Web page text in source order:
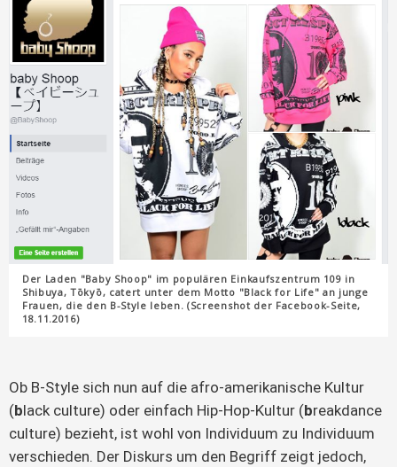
Der Laden "Baby Shoop" im populären Einkaufszentrum 109 in
Shibuya, Tōkyō, catert unter dem Motto "Black for Life" an junge
Frauen, die den B-Style leben. (Screenshot der Facebook-Seite,
18.11.2016)
Ob B-Style sich nun auf die afro-amerikanische Kultur
(black culture) oder einfach Hip-Hop-Kultur (breakdance
culture) bezieht, ist wohl von Individuum zu Individuum
verschieden. Der Diskurs um den Begriff zeigt jedoch,